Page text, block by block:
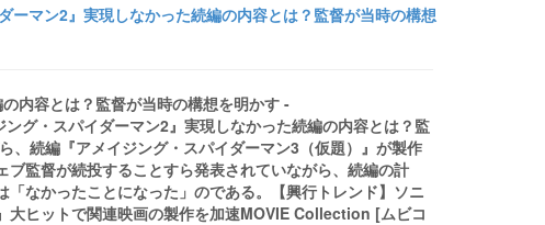
ーマン2』実現しなかった続編の内容とは？監督が当時の構想
内容とは？監督が当時の構想を明かす -
グ・スパイダーマン2』実現しなかった続編の内容とは？監
続編『アメイジング・スパイダーマン3（仮題）』が製作
監督が続投することすら発表されていながら、続編の計
なかったことになった」のである。【興行トレンド】ソニ
大ヒットで関連映画の製作を加速MOVIE Collection [ムビコ